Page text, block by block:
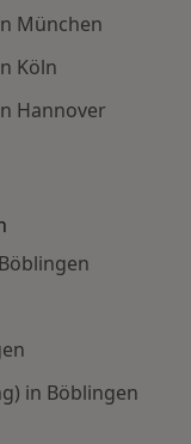
München
Köln
Hannover
in Böblingen